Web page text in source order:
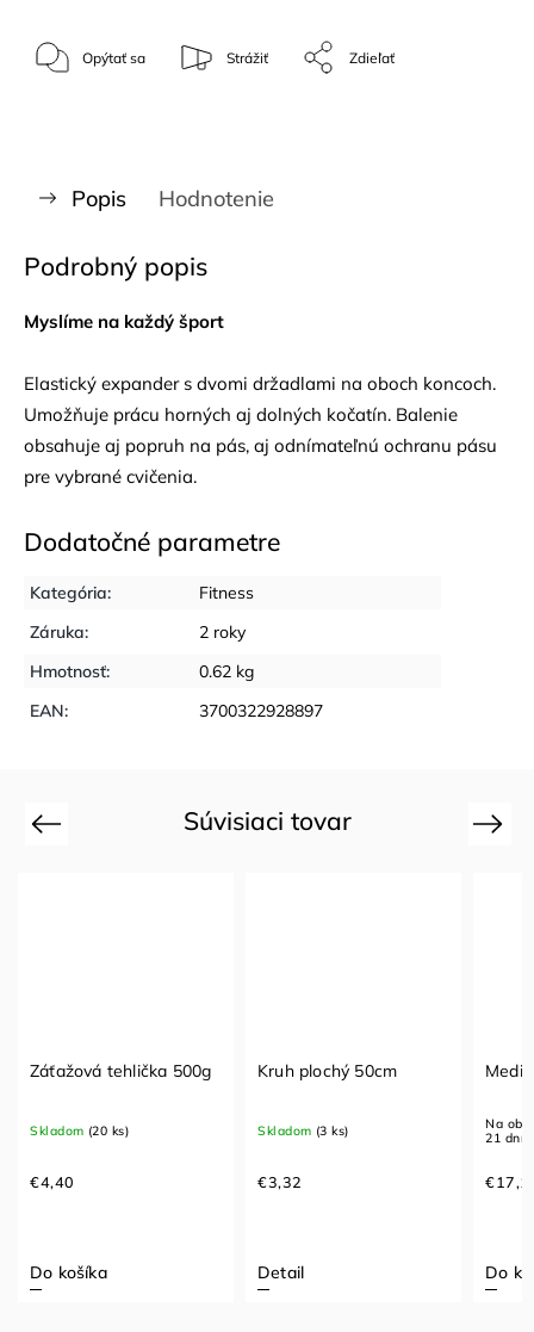
Opýtať sa Strážiť Zdieľať
Popis Hodnotenie
Podrobný popis
Myslíme na každý šport
Elastický expander s dvomi držadlami na oboch koncoch.
Umožňuje prácu horných aj dolných kočatín. Balenie
obsahuje aj popruh na pás, aj odnímateľnú ochranu pásu
pre vybrané cvičenia.
Dodatočné parametre
Kategória:
Fitness
Záruka:
2 roky
Hmotnosť:
0.62 kg
EAN: 3700322928897
Súvisiaci tovar
Previous
Záťažová tehlička 500g
Skladom (20 ks)
€4,40
Do košíka
Kruh plochý 50cm
Skladom (3 ks)
€3,32
Detail
Na
21 dní
Do
Next